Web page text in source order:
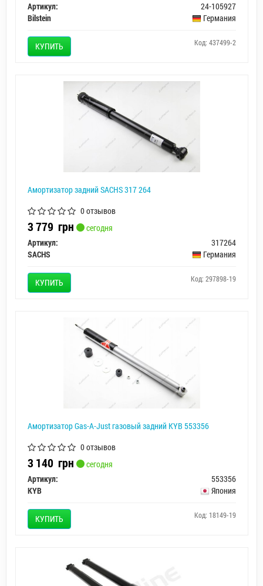
Артикул:
24-105927
Bilstein
Германия
КУПИТЬ Код: 437499-2
Амортизатор задний SACHS 317 264
0 отзывов
3 779 грн
сегодня
Артикул:
317264
SACHS
Германия
КУПИТЬ Код: 297898-19
Амортизатор Gas-A-Just газовый задний KYB 553356
0 отзывов
3 140 грн
сегодня
Артикул:
553356
KYB
Япония
КУПИТЬ Код: 18149-19